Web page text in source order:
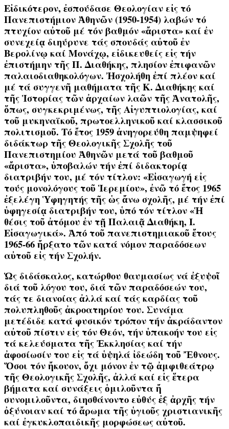
Εἰδικότερον, ἐσπούδασε Θεολογίαν εἰς τό
Πανεπιστήμιον Ἀθηνῶν (1950-1954) λαβών τό
πτυχίον αὐτοῦ μέ τόν βαθμόν «ἄριστα» καί ἐν
συνεχείᾳ διηύρυνε τάς σπουδάς αὐτοῦ ἐν
Βερολίνῳ καί Μονάχῳ, εἰδικευθείς εἰς τήν
ἐπιστήμην τῆς Π. Διαθήκης, πλησίον ἐπιφανῶν
παλαιοδιαθηκολόγων. Ἠσχολήθη ἐπί πλέον καί
μέ τά συγγενῆ μαθήματα τῆς Κ. Διαθήκης καί
τῆς Ἱστορίας τῶν ἀρχαίων λαῶν τῆς Ἀνατολῆς,
ὅπως, συγκεκριμένως, τῆς Αἰγυπτιολογίας, καί
τοῦ μυκηναϊκοῦ, πρωτοελληνικοῦ καί κλασσικοῦ
πολιτισμοῦ. Τό ἔτος 1959 ἀνηγορεύθη παμψηφεί
διδάκτωρ τῆς Θεολογικῆς Σχολῆς τοῦ
Πανεπιστημίου Ἀθηνῶν μετά τοῦ βαθμοῦ
«ἄριστα», ὑποβαλών τήν ἐπί διδακτορίᾳ
διατριβήν του, μέ τόν τίτλον: «Εἰσαγωγή εἰς
τούς μονολόγους τοῦ Ἱερεμίου», ἐνῶ τό ἔτος 1965
ἐξελέγη Ὑφηγητής τῆς ὡς ἄνω σχολῆς, μέ τήν ἐπί
ὑφηγεσίᾳ διατριβήν του, ὑπό τόν τίτλον «Ἡ
θέσις τοῦ ἀτόμου ἐν τῇ Παλαιᾷ Διαθήκη, Ι.
Εἰσαγωγικά». Ἀπό τοῦ πανεπιστημιακοῦ ἔτους
1965-66 ἤρξατο τῶν κατά νόμον παραδόσεων
αὐτοῦ εἰς τήν Σχολήν.
Ὡς διδάσκαλος, κατώρθου θαυμασίως νά ἐξυψοῖ
διά τοῦ λόγου του, διά τῶν παραδόσεών του,
τάς τε διανοίας ἀλλά καί τάς καρδίας τοῦ
πολυπληθοῦς ἀκροατηρίου του. Συνάμα
μετέδιδε κατά φυσικόν τρόπον τήν ἀκράδαντον
αὐτοῦ πίστιν εἰς τόν Θεόν, τήν ὑπακοήν του εἰς
τά κελεύσματα τῆς Ἐκκλησίας καί τήν
ἀφοσίωσίν του εἰς τά ὑψηλά ἰδεώδη τοῦ Ἔθνους.
Ὅσοι τόν ἤκουον, ὄχι μόνον ἐν τῷ ἀμφιθεάτρῳ
τῆς Θεολογικῆς Σχολῆς, ἀλλά καί εἰς ἕτερα
βήματα καί συνάξεις ὁμιλοῦντα ἤ
συνομιλοῦντα, διησθάνοντο εὐθύς ἐξ ἀρχῆς τήν
ὀξύνοιαν καί τό ἄρωμα τῆς ὑγιοῦς χριστιανικῆς
καί ἐγκυκλοπαιδικῆς μορφώσεως αὐτοῦ.